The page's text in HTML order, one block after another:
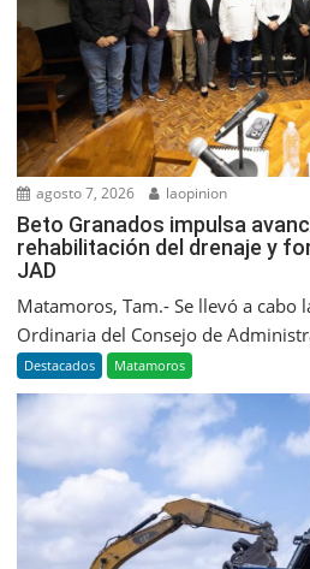
agosto 7, 2026 laopinion
Beto Granados impulsa
rehabilitación del drenaje y
JAD
Matamoros, Tam.- Se llevó a cabo
Ordinaria del Consejo de
Destacados Matamoros